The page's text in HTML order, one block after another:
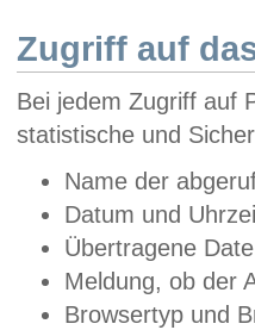
Zugriff auf
Bei jedem Zugriff auf
statistische und
Name der
Datum und
Übertragene
Meldung, ob der
Browsertyp und